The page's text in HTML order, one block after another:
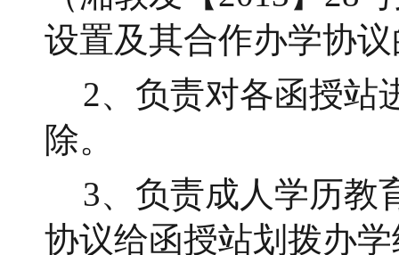
设置及其合作办学协
2、负责对各函授站
除。
3、负责成人学历教
协议给函授站划拨办